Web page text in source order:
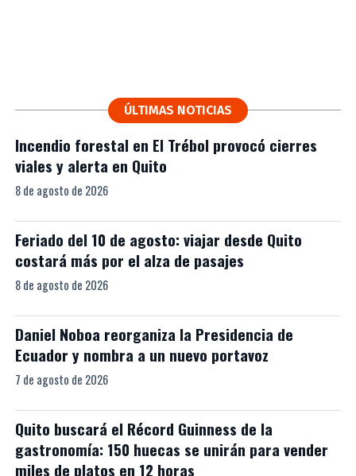
ÚLTIMAS NOTICIAS
Incendio forestal en El Trébol provocó cierres
viales y alerta en Quito
8 de agosto de 2026
Feriado del 10 de agosto: viajar desde Quito
costará más por el alza de pasajes
8 de agosto de 2026
Daniel Noboa reorganiza la Presidencia de
Ecuador y nombra a un nuevo portavoz
7 de agosto de 2026
Quito buscará el Récord Guinness de la
gastronomía: 150 huecas se unirán para vender
miles de platos en 12 horas